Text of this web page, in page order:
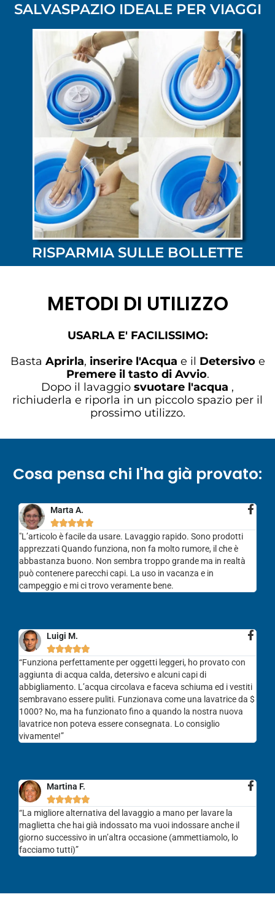
SALVASPAZIO IDEALE PER VIAGGI
RISPARMIA SULLE BOLLETTE
METODI DI UTILIZZO
USARLA E' FACILISSIMO:
Basta Aprirla, inserire l'Acqua e il Detersivoe
Premere il tasto di Avvio.
Dopo il lavaggio svuotare l'acqua ,
richiuderla e riporla in un piccolo spazio per il
prossimo utilizzo.
Cosa pensa chi l'ha già provato:
Marta A.

"L’articolo è facile da usare. Lavaggio rapido. Sono prodotti
apprezzati Quando funziona, non fa molto rumore, il che è
abbastanza buono. Non sembra troppo grande ma in realtà
può contenere parecchi capi. La uso in vacanza e in
campeggio e mi ci trovo veramente bene.
Luigi M.

“Funziona perfettamente per oggetti leggeri, ho provato con
aggiunta di acqua calda, detersivo e alcuni capi di
abbigliamento. L’acqua circolava e faceva schiuma ed i vestiti
sembravano essere puliti. Funzionava come una lavatrice da $
1000? No, ma ha funzionato fino a quando la nostra nuova
lavatrice non poteva essere consegnata. Lo consiglio
vivamente!”
Martina F.

“La migliore alternativa del lavaggio a mano per lavare la
maglietta che hai già indossato ma vuoi indossare anche il
giorno successivo in un’altra occasione (ammettiamolo, lo
facciamo tutti)”